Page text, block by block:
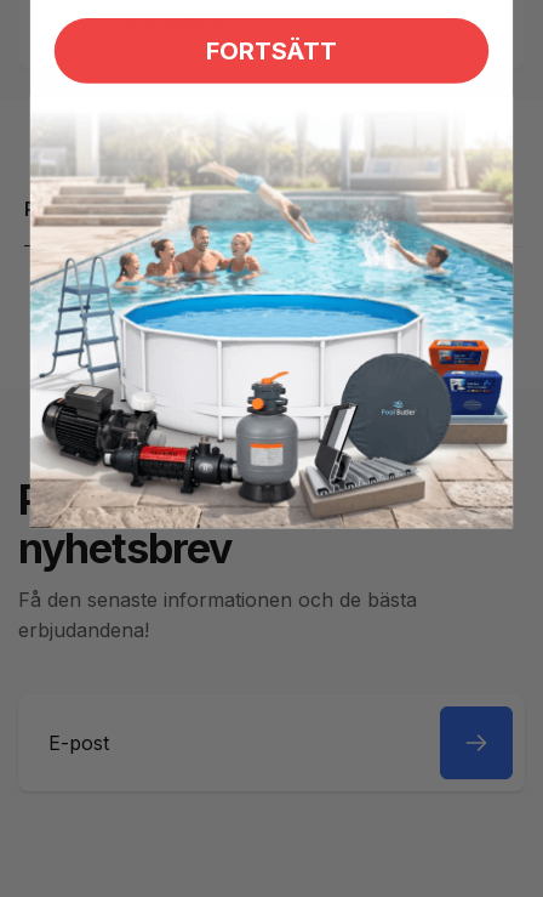
Taggar: spa perfect
Produktbeskrivning
Prenumerera på
nyhetsbrev
Få den senaste informationen och de bästa
erbjudandena!
FORTSÄTT